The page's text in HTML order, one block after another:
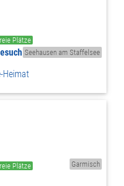
Plätze
Seehausen am Staffelsee
Heimat
Plätze Garmisch